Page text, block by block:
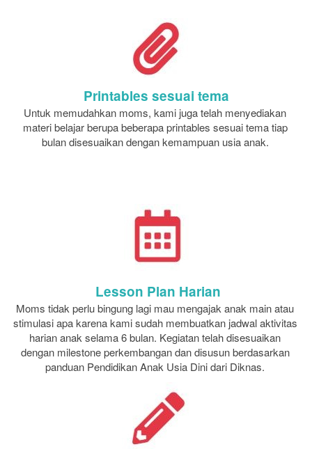
Printables sesuai tema
Untuk memudahkan moms, kami juga telah menyediakan
materi belajar berupa beberapa printables sesuai tema tiap
bulan disesuaikan dengan kemampuan usia anak.
Lesson Plan Harian
Moms tidak perlu bingung lagi mau mengajak anak main atau
stimulasi apa karena kami sudah membuatkan jadwal aktivitas
harian anak selama 6 bulan. Kegiatan telah disesuaikan
dengan milestone perkembangan dan disusun berdasarkan
panduan Pendidikan Anak Usia Dini dari Diknas.